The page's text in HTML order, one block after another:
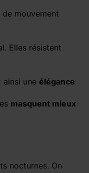
mouvement
Elles résistent
ainsi une élégance
masquent mieux
nocturnes. On